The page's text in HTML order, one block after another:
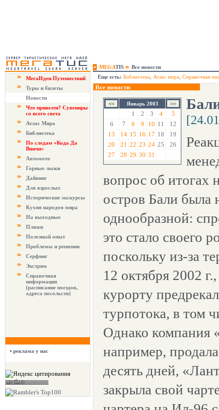
MEGATIS
Все новости
МегаИдеи Путешествий
Туры и билеты
Новости
Что привезти? Сувениры
со всего света
Атлас Мира
Библиотека
По следам «Кода Да
Винчи»
Автомото
Горные лыжи
Дайвинг
Для взрослых
Исторические экскурсы
Кухня народов мира
На выходные
Пляжи
Полезный опыт
Проблемы и решения
Серфинг
Экстрим
Справочная
информация
(расписание поездов,
адреса посольств)
реклама у нас
Еще есть: Библиотека Атлас мира Справочная
Все новости
Январь 2003
1 2 3 4
5
6
7 8 9 10 11
12
13
14 15 16 17 18
19
20
21 22 23 24 25
26
27
28 29 30 31
вопрос об итогах
остров Бали была
однообразной:
это стало своего
поскольку из-за
12 октября 2002
курорту
турпотока, в том
Однако компания
например,
десять дней,
закрыла свой